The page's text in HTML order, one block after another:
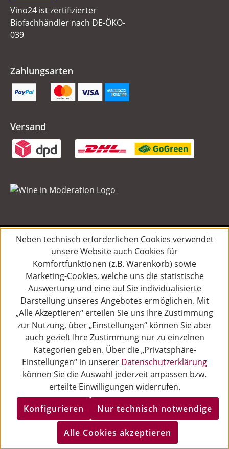
Vino24 ist zertifizierter
Biofachhändler nach DE-ÖKO-
039
Zahlungsarten
Versand
Alle Preise inkl. gesetzl. Mehrwertsteuer zzgl.
Versandkosten
und ggf. Nachnahmegebühren, wenn nicht anders angegeben.
Neben technisch erforderlichen Cookies verwendet
unsere Website auch Cookies für
Komfortfunktionen (z.B. Warenkorb) sowie
Marketing-Cookies, welche uns die statistische
Auswertung und eine auf Sie individualisierte
Darstellung unseres Angebotes ermöglichen. Mit
„Alle Akzeptieren“ erteilen Sie uns Ihre Zustimmung
zur Nutzung, über „Einstellungen“ können Sie aber
auch gezielt Ihre Zustimmung nur zu einzelnen
Kategorien geben. Über die „Privatsphäre-
Einstellungen“ in unserer Datenschutzerklärung
können Sie die Auswahl jederzeit anpassen bzw.
erteilte Einwilligungen widerrufen.
Nur technisch notwendige
Konfigurieren
Alle Cookies akzeptieren